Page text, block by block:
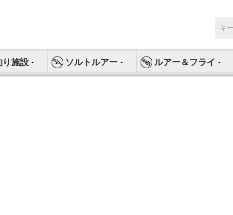
索:
り施設 ソルトルアー ルアー＆フライ